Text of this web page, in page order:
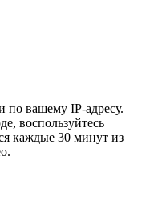
по вашему IP-адресу.
воспользуйтесь
каждые 30 минут из